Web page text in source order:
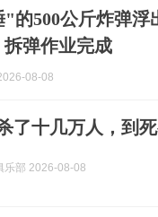
的500公斤炸弹浮
拆弹作业完成
08-08
了十几万人，到
乐部 2026-08-08